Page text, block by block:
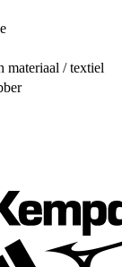
materiaal / textiel